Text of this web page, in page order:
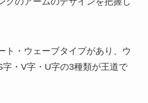
ト・ウェーブタイプがあり、ウ
字・V字・U字の3種類が王道で